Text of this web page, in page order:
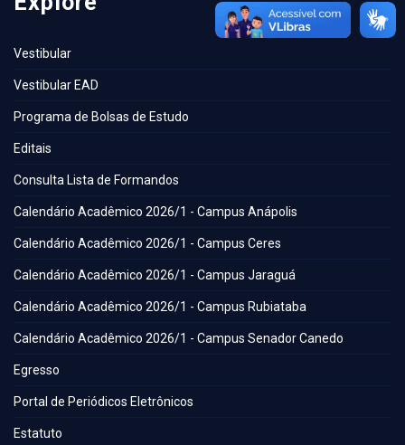
Vestibular
Vestibular EAD
Programa de Bolsas de Estudo
Editais
Consulta Lista de Formandos
Calendário Acadêmico 2026/1 - Campus Anápolis
Calendário Acadêmico 2026/1 - Campus Ceres
Calendário Acadêmico 2026/1 - Campus Jaraguá
Calendário Acadêmico 2026/1 - Campus Rubiataba
Calendário Acadêmico 2026/1 - Campus Senador Canedo
Egresso
Portal de Periódicos Eletrônicos
Estatuto